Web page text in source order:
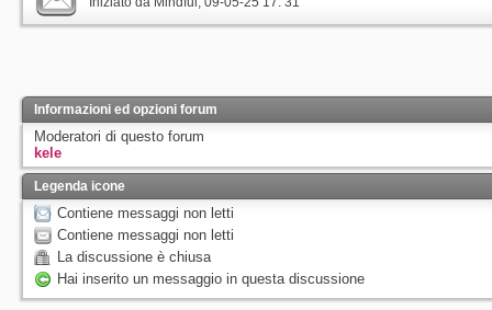
Informazioni ed opzioni forum
Moderatori di questo forum
kele
Legenda icone
Contiene messaggi non letti
Contiene messaggi non letti
La discussione è chiusa
Hai inserito un messaggio in questa discussione